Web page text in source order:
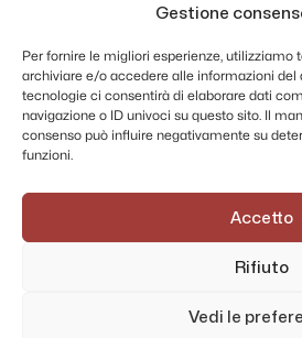
Gestione
Per fornire le migliori esperienze, utilizziamo
archiviare e/o accedere alle informazioni del
tecnologie ci consentirà di elaborare dati
navigazione o ID univoci su questo sito. Il
consenso può influire negativamente su
funzioni.
Accetto
Rifiuto
Vedi le